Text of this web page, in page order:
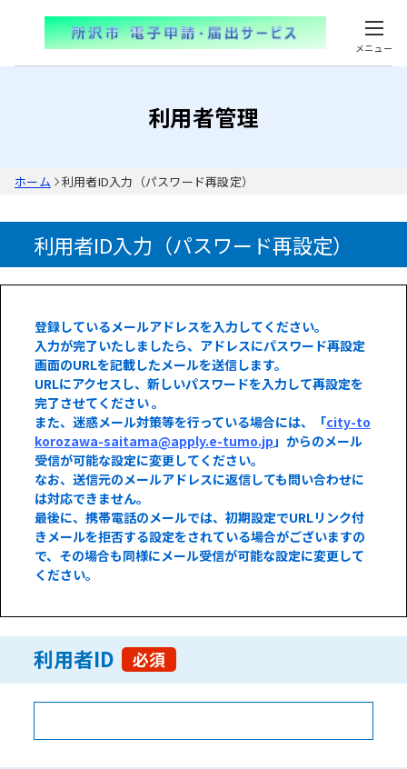
メニュー
利用者管理
ホーム 利用者ID入力（パスワード再設定）
利用者ID入力（パスワード再設定）
登録しているメールアドレスを入力してください。
入力が完了いたしましたら、アドレスにパスワード再設定
画面のURLを記載したメールを送信します。
URLにアクセスし、新しいパスワードを入力して再設定を
完了させてください 。
また、迷惑メール対策等を行っている場合には、「city-to
korozawa-saitama@apply.e-tumo.jp」からのメール
受信が可能な設定に変更してください。
なお、送信元のメールアドレスに返信しても問い合わせに
は対応できません。
最後に、携帯電話のメールでは、初期設定でURLリンク付
きメールを拒否する設定をされている場合がございますの
で、その場合も同様にメール受信が可能な設定に変更して
ください。
利用者ID 必須